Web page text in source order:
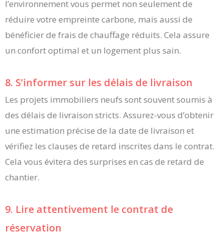
l’environnement vous permet non seulement de
réduire votre empreinte carbone, mais aussi de
bénéficier de frais de chauffage réduits. Cela assure
un confort optimal et un logement plus sain.
8. S’informer sur les délais de livraison
Les projets immobiliers neufs sont souvent soumis à
des délais de livraison stricts. Assurez-vous d’obtenir
une estimation précise de la date de livraison et
vérifiez les clauses de retard inscrites dans le contrat.
Cela vous évitera des surprises en cas de retard de
chantier.
9. Lire attentivement le contrat de
réservation